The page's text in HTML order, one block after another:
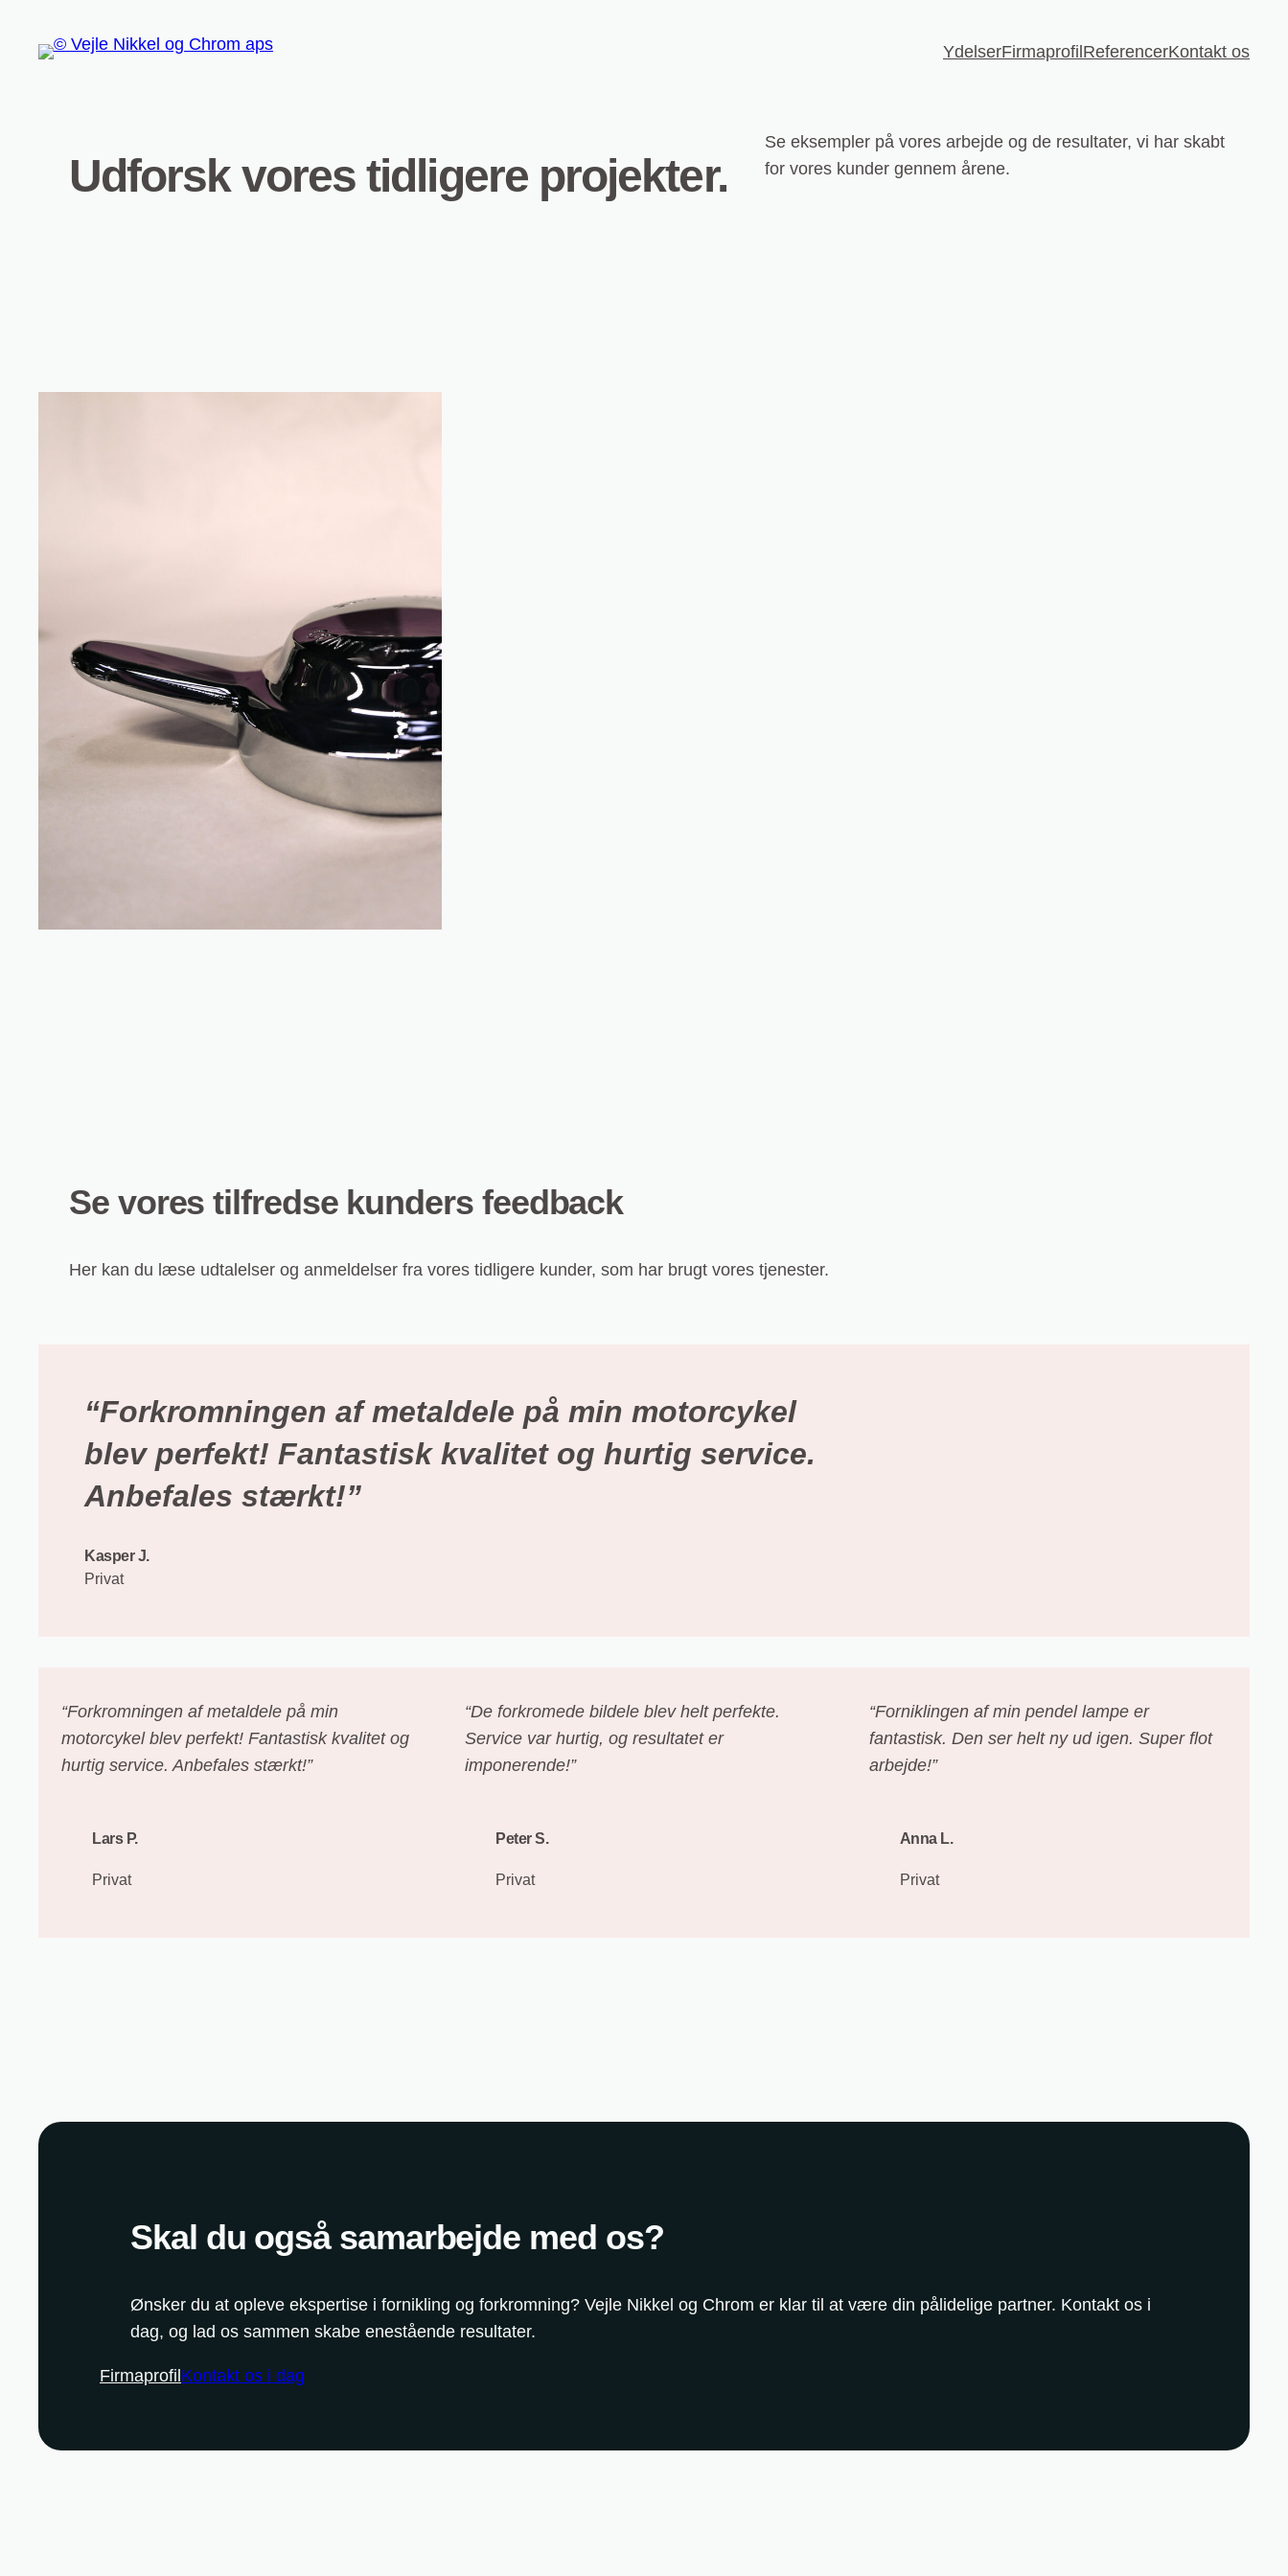
YdelserFirmaprofil ReferencerKontakt os
Udforsk vores tidligere projekter.
Se eksempler på vores arbejde og de resultater, vi har skabt
for vores kunder gennem årene.
Se vores tilfredse kunders feedback
Her kan du læse udtalelser og anmeldelser fra vores tidligere kunder, som har brugt vores tjenester.
“Forkromningen af metaldele på min motorcykel
blev perfekt! Fantastisk kvalitet og hurtig service.
Anbefales stærkt!”
Kasper J.
Privat
“Forkromningen af metaldele på min
motorcykel blev perfekt! Fantastisk kvalitet og
hurtig service. Anbefales stærkt!”
Lars P.
Privat
“De forkromede bildele blev helt perfekte.
Service var hurtig, og resultatet er
imponerende!”
Peter S.
Privat
“Forniklingen af min pendel lampe er
fantastisk. Den ser helt ny ud igen. Super flot
arbejde!”
Anna L.
Privat
Skal du også samarbejde med os?
Ønsker du at opleve ekspertise i fornikling og forkromning? Vejle Nikkel og Chrom er klar til at være din pålidelige partner. Kontakt os i
dag, og lad os sammen skabe enestående resultater.
FirmaprofilKontakt os i dag